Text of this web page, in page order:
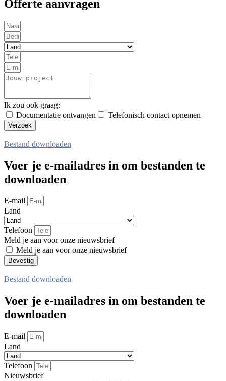
Offerte aanvragen
Ik zou ook graag:
Documentatie ontvangen
Telefonisch contact opnemen
Verzoek
Bestand downloaden
Voer je e-mailadres in om bestanden te
downloaden
E-mail
Land
Telefoon
Meld je aan voor onze nieuwsbrief
Meld je aan voor onze nieuwsbrief
Bevestig
Bestand downloaden
Voer je e-mailadres in om bestanden te
downloaden
E-mail
Land
Telefoon
Nieuwsbrief